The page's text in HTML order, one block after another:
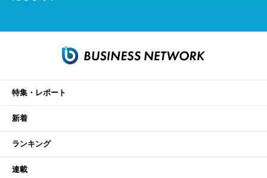
特集・レポート
新着
ランキング
連載